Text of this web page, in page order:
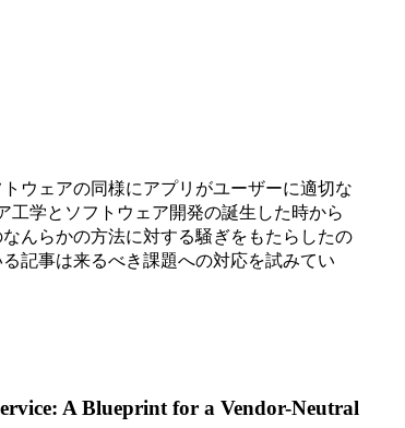
ウェアの同様にアプリがユーザーに適切な
工学とソフトウェア開発の誕生した時から
んらかの方法に対する騒ぎをもたらしたの
記事は来るべき課題への対応を試みてい
A Blueprint for a Vendor-Neutral